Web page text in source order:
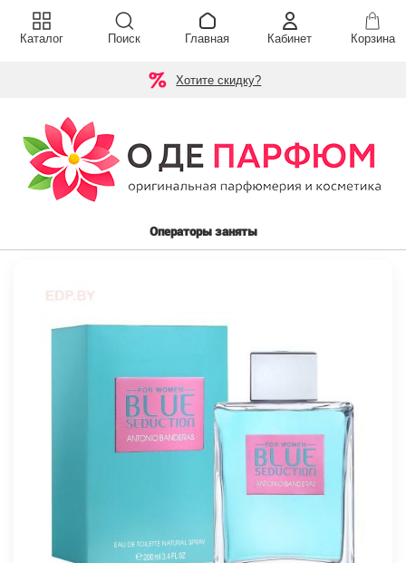
Хотите скидку?
Операторы заняты
Каталог Поиск Главная Кабинет Корзина